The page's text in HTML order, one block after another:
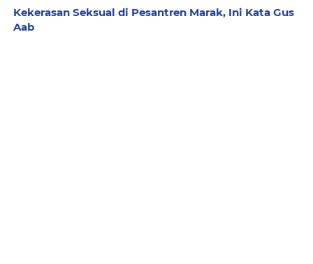
Kekerasan Seksual di Pesantren Marak, Ini Kata Gus
Aab